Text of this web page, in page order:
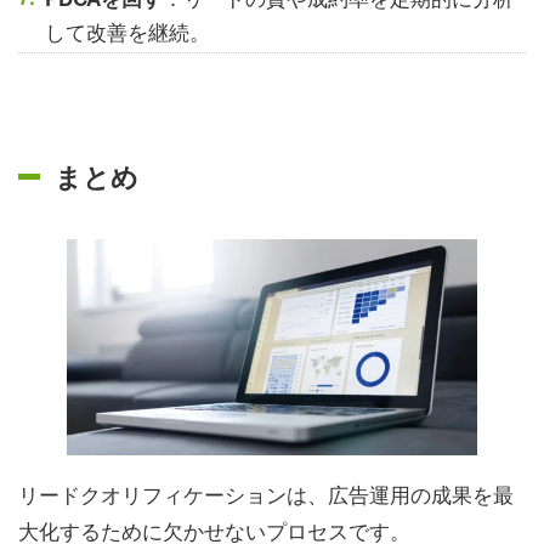
して改善を継続。
まとめ
リードクオリフィケーションは、広告運用の成果を最
大化するために欠かせないプロセスです。